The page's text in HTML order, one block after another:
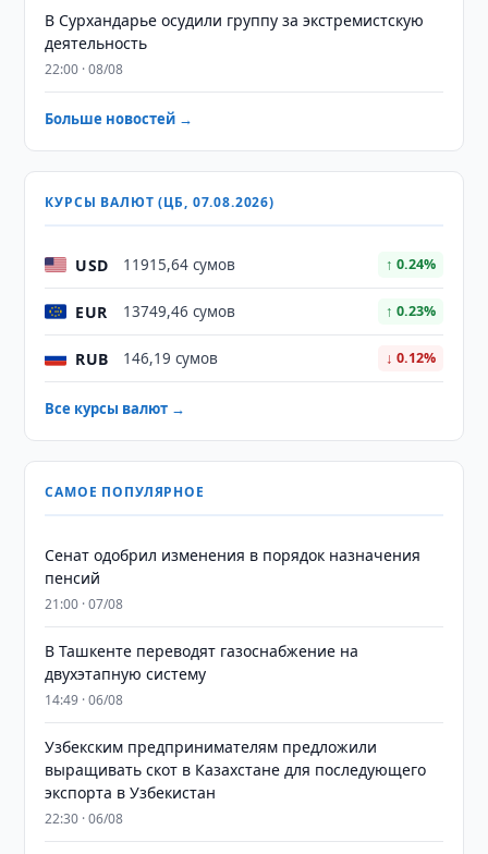
В Сурхандарье осудили группу за экстремистскую
деятельность
22:00 · 08/08
Больше новостей →
КУРСЫ ВАЛЮТ (ЦБ, 07.08.2026)
USD 11915,64 сумов ↑ 0.24%
EUR 13749,46 сумов ↑ 0.23%
RUB 146,19 сумов ↓ 0.12%
Все курсы валют →
САМОЕ ПОПУЛЯРНОЕ
Сенат одобрил изменения в порядок назначения
пенсий
21:00 · 07/08
В Ташкенте переводят газоснабжение на
двухэтапную систему
14:49 · 06/08
Узбекским предпринимателям предложили
выращивать скот в Казахстане для последующего
экспорта в Узбекистан
22:30 · 06/08